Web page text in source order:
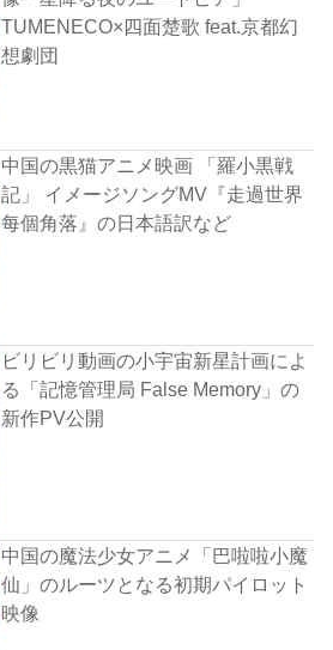
TUMENECO×四面楚歌 feat.京都幻
想劇団
中国の黒猫アニメ映画 「羅小黒戦
記」 イメージソングMV『走過世界
每個角落』の日本語訳など
ビリビリ動画の小宇宙新星計画によ
る「記憶管理局 False Memory」の
新作PV公開
中国の魔法少女アニメ「巴啦啦小魔
仙」のルーツとなる初期パイロット
映像